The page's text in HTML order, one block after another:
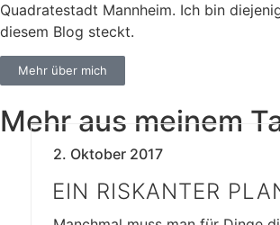
Quadratestadt Mannheim. Ich bin
diesem Blog steckt.
Mehr über mich
Mehr aus meinem
2. Oktober 2017
EIN RISKANTER